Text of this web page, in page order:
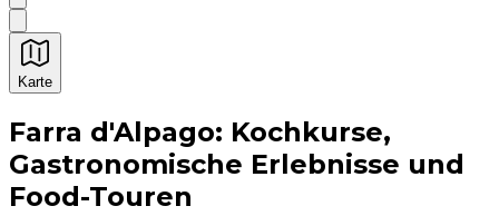
Karte
Unvergessliche kulinarische Erlebnisse:
Farra d'Alpago: Kochkurse,
Gastronomische Erlebnisse und
Food-Touren